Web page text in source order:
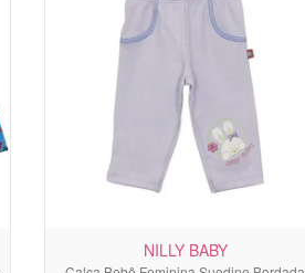
NILLY BABY